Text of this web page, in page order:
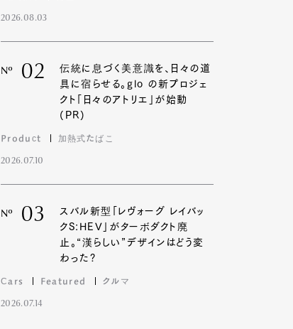
2026.08.03
Nº 02
伝統に息づく美意識を、日々の道
具に宿らせる。glo の新プロジェ
クト「日々のアトリエ」が始動
(PR)
Product 加熱式たばこ
2026.07.10
Nº 03
スバル新型「レヴォーグ レイバッ
クS:HEV」がターボダクト廃
止。“漢らしい”デザインはどう変
わった?
Cars Featured クルマ
2026.07.14